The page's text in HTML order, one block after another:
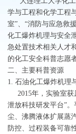
学与工程和化学工程
室”、“消防与应急救
化工爆炸机理与安全
急处置技术相关人才
的化工安全科普志愿
二、主要科普资源
1. 石油化工爆炸机理
2015年，实验室获
泄放科技研发平台”
尘、沸腾液体扩展蒸
防控、过程装备可靠